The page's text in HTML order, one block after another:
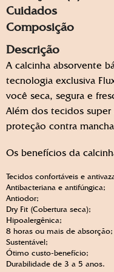
BUBBLEGUM
Cuidados
Composição
Descrição
A calcinha absorvente
tecnologia exclusiva
você seca, segura e
Além dos tecidos
proteção contra
Os benefícios da
Tecidos confortáveis e
Antibacteriana e antifúngica;
Antiodor;
Dry Fit (Cobertura seca);
Hipoalergênica;
8 horas ou mais de absorção;
Sustentável;
Ótimo custo-benefício;
Durabilidade de 3 a 5 anos.